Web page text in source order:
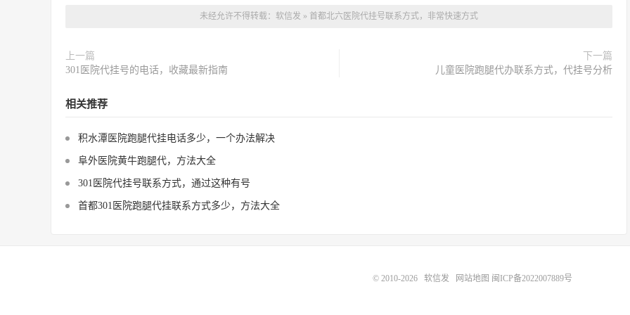
未经允许不得转载： 软信发 » 首都北六医院代挂号联系方式，非常快速方式
上一篇
301医院代挂号的电话，收藏最新指南
下一篇
儿童医院跑腿代办联系方式，代挂号分析
相关推荐
积水潭医院跑腿代挂电话多少，一个办法解决
阜外医院黄牛跑腿代，方法大全
301医院代挂号联系方式，通过这种有号
首都301医院跑腿代挂联系方式多少，方法大全
© 2010-2026 软信发 网站地图 闽ICP备2022007889号